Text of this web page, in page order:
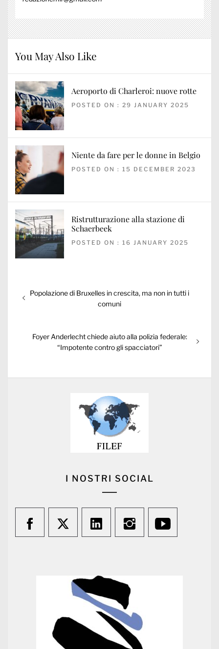
You May Also Like
Aeroporto di Charleroi: nuove rotte
POSTED ON : 29 JANUARY 2025
Niente da fare per le donne in Belgio
POSTED ON : 15 DECEMBER 2023
Ristrutturazione alla stazione di
Schaerbeek
POSTED ON : 16 JANUARY 2025
Post
navigation
Previous
Popolazione di Bruxelles in crescita, ma non in tutti i
comuni
Next
Foyer Anderlecht chiede aiuto alla polizia federale:
“Impotente contro gli spacciatori”
I NOSTRI SOCIAL